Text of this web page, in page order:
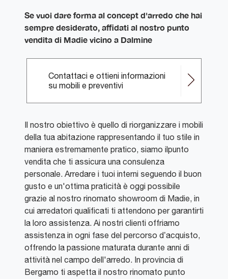
Se vuoi dare forma al concept d'arredo che hai
sempre desiderato, affidati al nostro punto
vendita di Madie vicino a Dalmine
Contattaci e ottieni informazioni
su mobili e preventivi
Il nostro obiettivo è quello di riorganizzare i mobili
della tua abitazione rappresentando il tuo stile in
maniera estremamente pratico, siamo ilpunto
vendita che ti assicura una consulenza
personale. Arredare i tuoi interni seguendo il buon
gusto e un'ottima praticità è oggi possibile
grazie al nostro rinomato showroom di Madie, in
cui arredatori qualificati ti attendono per garantirti
la loro assistenza. Ai nostri clienti offriamo
assistenza in ogni fase del percorso d’acquisto,
offrendo la passione maturata durante anni di
attività nel campo dell'arredo. In provincia di
Bergamo ti aspetta il nostro rinomato punto